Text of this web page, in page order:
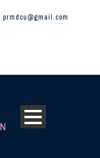
prmdcu@gmail.com